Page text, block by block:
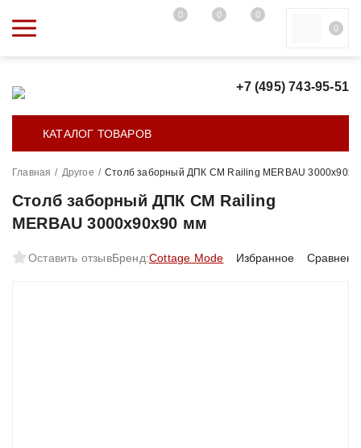
0 0
0
0
+7 (495) 743-95-51
КАТАЛОГ ТОВАРОВ
Главная / Другое / Столб заборный ДПК CM Railing MERBAU
Столб заборный ДПК CM Railing
MERBAU 3000х90х90 мм
Оставить отзывБренд:Cottage Mode Избранное